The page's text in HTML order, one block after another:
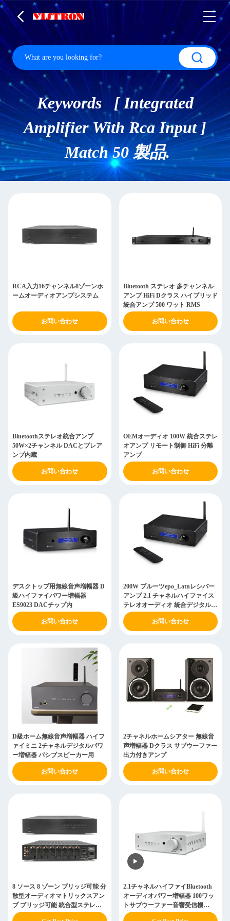
Keywords [ Integrated
Amplifier With Rca Input ]
Match 50 製品.
RCA入力16チャンネル8ゾーンホ
ームオーディオアンプシステム
お問い合わせ
Bluetooth ステレオ 多チャンネル
アンプ HiFi Dクラス ハイブリッド
統合アンプ 500 ワット RMS
お問い合わせ
Bluetoothステレオ統合アンプ
50W×2チャンネル DACとプレア
ンプ内蔵
お問い合わせ
OEMオーディオ 100W 統合ステレ
オアンプ リモート制御 HiFi 分離
アンプ
お問い合わせ
デスクトップ用無線音声増幅器 D
級ハイファイパワー増幅器
ES9023 DACチップ内
お問い合わせ
200W ブルーツepo_Latnレシバー
アンプ 2.1 チャネルハイファイス
テレオオーディオ 統合デジタル
DACパワーアンプ
お問い合わせ
D級ホーム無線音声増幅器 ハイフ
ァイミニ 2チャネルデジタルパワ
ー増幅器 パシブスピーカー用
お問い合わせ
2チャネルホームシアター 無線音
声増幅器 Dクラス サブウーファー
出力付きアンプ
お問い合わせ
8 ソース 8 ゾーン ブリッジ可能 分
散型オーディオマトリックスアン
プ ブリッジ可能 統合型ステレオ
アンプ
2.1チャネルハイファイBluetooth
オーディオパワー増幅器 100ワッ
トサブウーファー音響受信機
BluetoothDAC増幅器